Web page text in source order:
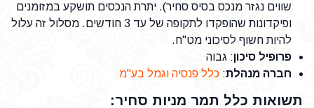
שווים נגזר מנכס בסיס סחיר). יתרת הנכסים תושקע במזומנים
ופיקדונות שהופקדו לתקופה של עד 3 חודשים. מסלול זה עלול
להיות חשוף לסיכוני מט"ח.
פרופיל סיכון: גבוה
חברה מנהלת: כלל פנסיה וגמל בע"מ
תשואות כלל תמר מניות סחיר: